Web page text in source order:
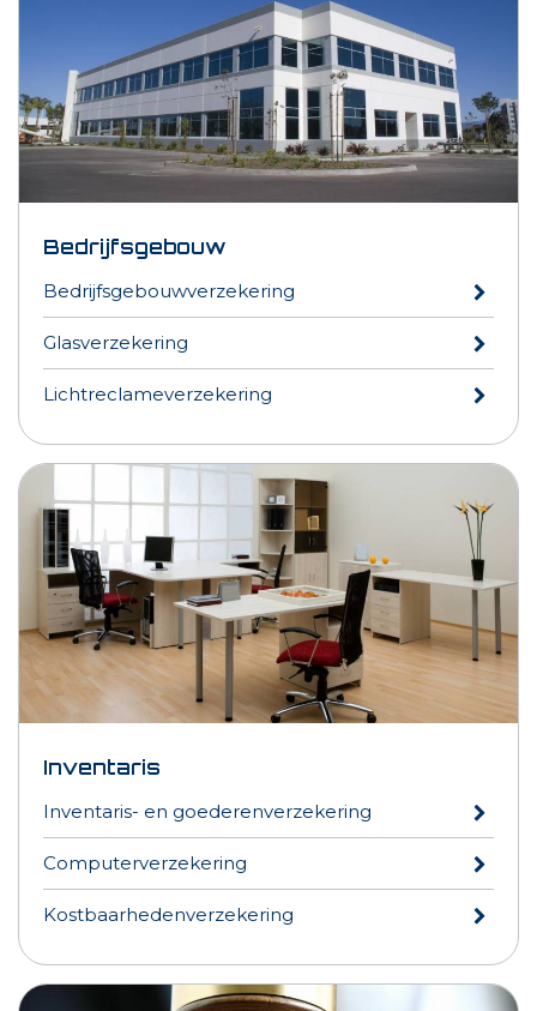
Bedrijfsgebouw
Bedrijfsgebouwverzekering
Glasverzekering
Lichtreclameverzekering
Inventaris
Inventaris- en goederenverzekering
Computerverzekering
Kostbaarhedenverzekering